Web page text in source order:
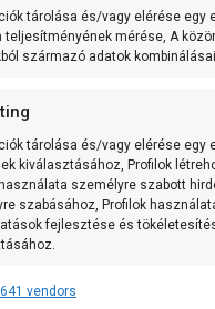
tárolása és/vagy elérése
teljesítményének mérése, A
származó adatok
tárolása és/vagy elérése
kiválasztásához, Profilok
személyre szabott
szabásához, Profilok
fejlesztése és
vendors